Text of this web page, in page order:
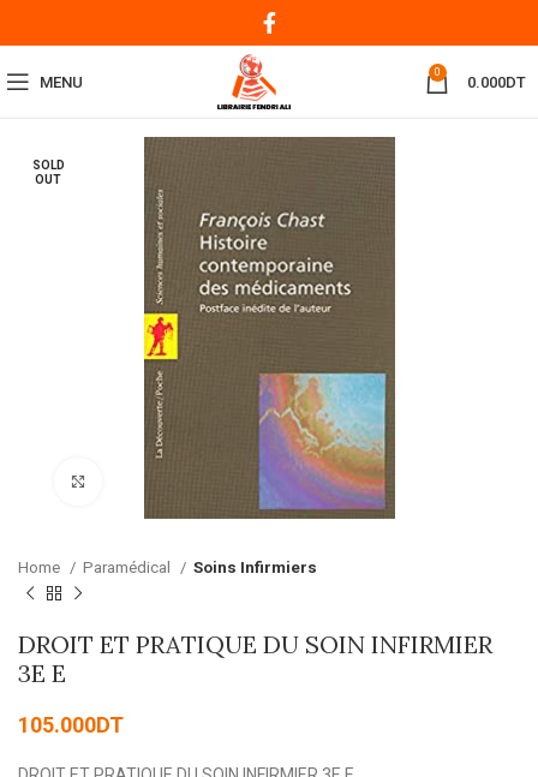
MENU
0
0.000DT
SOLD
OUT
Home Paramédical Soins Infirmiers
DROIT ET PRATIQUE DU SOIN INFIRMIER
3E E
105.000DT